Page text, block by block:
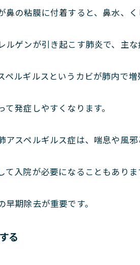
鼻の粘膜に付着すると、鼻水、
ルゲンが引き起こす肺炎で、主
ペルギルスというカビが肺内で
発症しやすくなります。
スペルギルス症は、喘息や風邪
入院が必要になることもありま
期除去が重要です。
る